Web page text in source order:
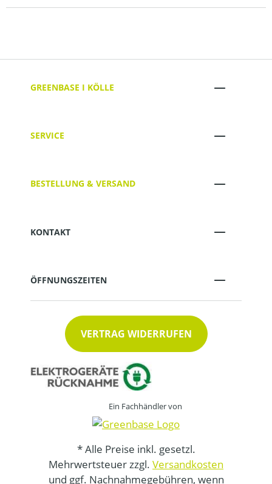
GREENBASE I KÖLLE
SERVICE
BESTELLUNG & VERSAND
KONTAKT
ÖFFNUNGSZEITEN
VERTRAG WIDERRUFEN
Ein Fachhändler von
* Alle Preise inkl. gesetzl.
Mehrwertsteuer zzgl. Versandkosten
und ggf. Nachnahmegebühren, wenn